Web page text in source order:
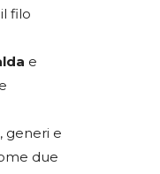
filo
e
generi e
due